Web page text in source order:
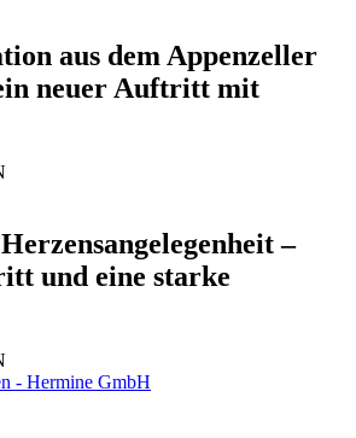
aus dem Appenzeller
neuer Auftritt mit
–
und eine starke